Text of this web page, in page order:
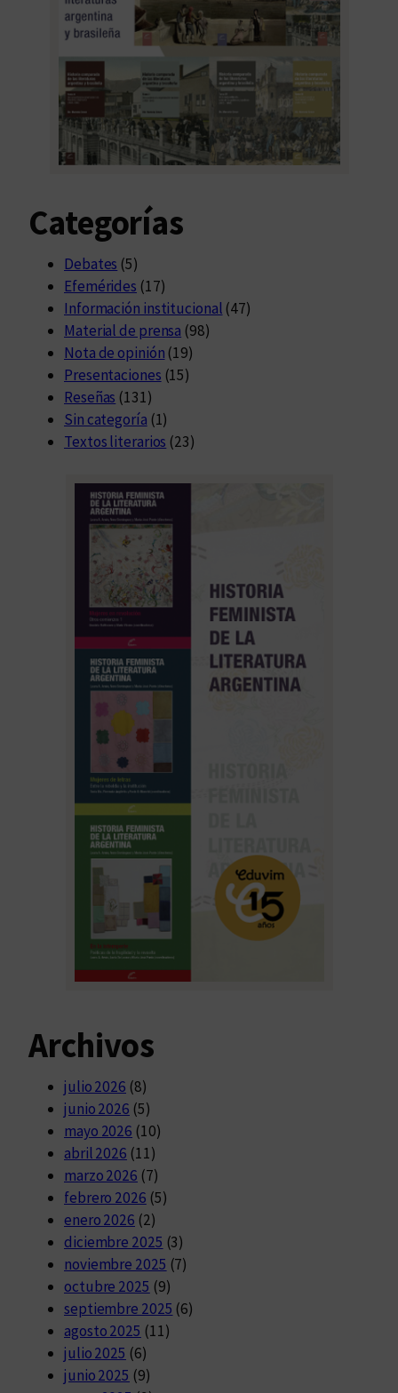
Categorías
Debates (5)
Efemérides (17)
Información institucional (47)
Material de prensa (98)
Nota de opinión (19)
Presentaciones (15)
Reseñas (131)
Sin categoría (1)
Textos literarios (23)
Archivos
julio 2026 (8)
junio 2026 (5)
mayo 2026 (10)
abril 2026 (11)
marzo 2026 (7)
febrero 2026 (5)
enero 2026 (2)
diciembre 2025 (3)
noviembre 2025 (7)
octubre 2025 (9)
septiembre 2025 (6)
agosto 2025 (11)
julio 2025 (6)
junio 2025 (9)